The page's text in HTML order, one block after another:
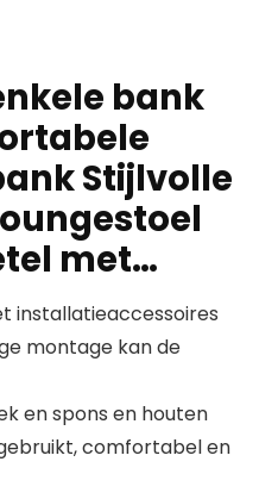
bank
Stijlvolle
met…
installatieaccessoires
montage kan de
en spons en houten
comfortabel en